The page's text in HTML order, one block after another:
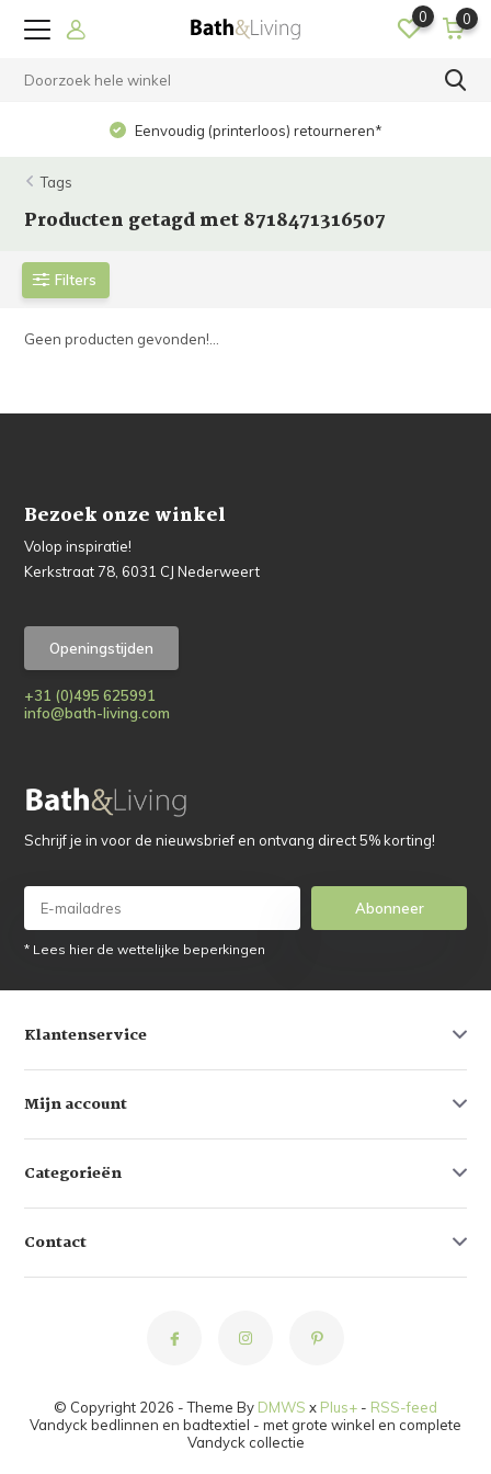
0 0
Eenvoudig (printerloos) retourneren*
Tags
Producten getagd met 8718471316507
Filters
Geen producten gevonden!...
Bezoek onze winkel
Volop inspiratie!
Kerkstraat 78, 6031 CJ Nederweert
Openingstijden
+31 (0)495 625991
info@bath-living.com
Schrijf je in voor de nieuwsbrief en ontvang direct 5% korting!
Abonneer
* Lees hier de wettelijke beperkingen
Klantenservice
Mijn account
Categorieën
Contact
© Copyright 2026 - Theme By DMWS x Plus+ - RSS-feed
Vandyck bedlinnen en badtextiel - met grote winkel en complete
Vandyck collectie